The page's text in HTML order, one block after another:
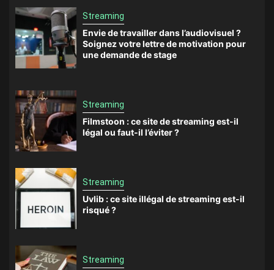
Streaming
Envie de travailler dans l’audiovisuel ?
Soignez votre lettre de motivation pour
une demande de stage
Streaming
Filmstoon : ce site de streaming est-il
légal ou faut-il l’éviter ?
Streaming
Uvlib : ce site illégal de streaming est-il
risqué ?
Streaming